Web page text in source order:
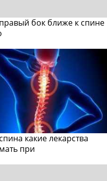
бок ближе к спине
какие лекарства
при